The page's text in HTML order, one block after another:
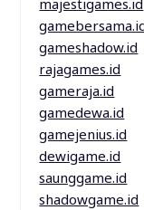
majestigames.id
gameshadow.id
rajagames.id
gameraja.id
gamedewa.id
gamejenius.id
dewigame.id
saunggame.id
shadowgame.id